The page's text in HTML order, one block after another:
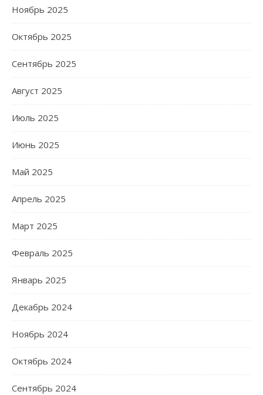
Ноябрь 2025
Октябрь 2025
Сентябрь 2025
Август 2025
Июль 2025
Июнь 2025
Май 2025
Апрель 2025
Март 2025
Февраль 2025
Январь 2025
Декабрь 2024
Ноябрь 2024
Октябрь 2024
Сентябрь 2024